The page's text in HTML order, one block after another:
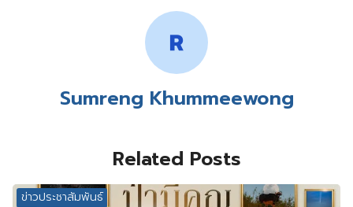
Sumreng Khummeewong
Related Posts
ข่าวประชาสัมพันธ์